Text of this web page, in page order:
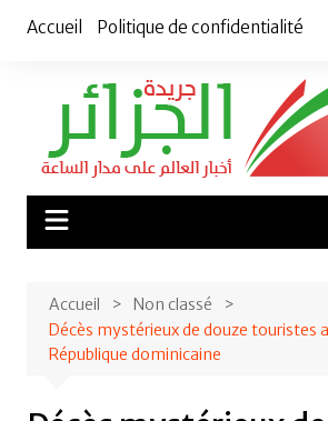
Accueil Politique de confidentialité
Accueil
Non classé
Décès mystérieux de douze touristes
République dominicaine